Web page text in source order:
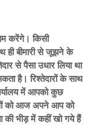
करेंगे। किसी
ही बीमारी से जूझने के
से पैसा उधार लिया था
है। रिश्तेदारों के साथ
में आपको कुछ
को आज अपने आप को
भीड़ में कहीं खो गये हैं